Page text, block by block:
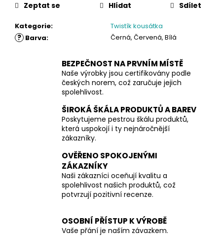
Kategorie: Twistík kousátka
? Barva: Černá, Červená, Bílá
Zeptat se Hlídat Sdílet
BEZPEČNOST NA PRVNÍM MÍSTĚ
Naše výrobky jsou certifikovány podle
českých norem, což zaručuje jejich
spolehlivost.
ŠIROKÁ ŠKÁLA PRODUKTŮ A BAREV
Poskytujeme pestrou škálu produktů,
která uspokojí i ty nejnáročnější
zákazníky.
OVĚŘENO SPOKOJENÝMI
ZÁKAZNÍKY
Naši zákazníci oceňují kvalitu a
spolehlivost našich produktů, což
potvrzují pozitivní recenze.
OSOBNÍ PŘÍSTUP K VÝROBĚ
Vaše přání je naším závazkem.